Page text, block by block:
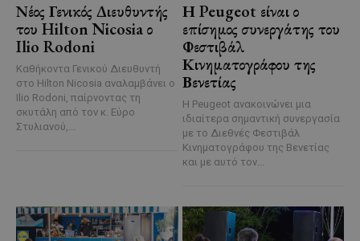
Νέος Γενικός Διευθυντής
του Hilton Nicosia ο
Ilio Rodoni
Καθήκοντα Γενικού Διευθυντή
στο Hilton Nicosia αναλαμβάνει ο
Ilio Rodoni, παίρνοντας τη
σκυτάλη από τον κ. Εύρο
Στυλιανού,...
Η Peugeot είναι ο
επίσημος συνεργάτης του
Φεστιβάλ
Κινηματογράφου της
Βενετίας
Η Peugeot ανακοινώνει μια
ιδιαίτερα σημαντική συνεργασία
με το Διεθνές Φεστιβάλ
Κινηματογράφου της Βενετίας
και με αυτό τον...